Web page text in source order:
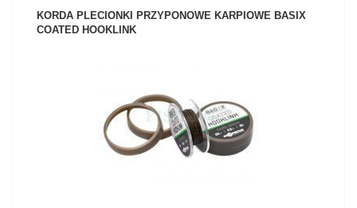
KORDA PLECIONKI PRZYPONOWE KARPIOWE BASIX
COATED HOOKLINK
ZOBACZ PRODUKT